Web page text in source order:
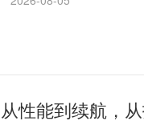
从性能到续航，